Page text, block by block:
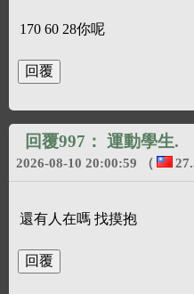
170 60 28你呢
回覆997： 運動學生.
2026-08-10 20:00:59 （
還有人在嗎 找摸抱